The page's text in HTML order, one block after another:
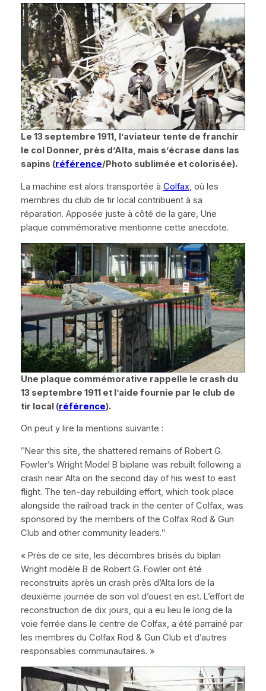
Le 13 septembre 1911, l’aviateur tente de franchir
le col Donner, près d’Alta, mais s’écrase dans las
sapins (référence/Photo sublimée et colorisée).
La machine est alors transportée à Colfax, où les
membres du club de tir local contribuent à sa
réparation. Apposée juste à côté de la gare, Une
plaque commémorative mentionne cette anecdote.
Une plaque commémorative rappelle le crash du
13 septembre 1911 et l’aide fournie par le club de
tir local (référence).
On peut y lire la mentions suivante :
ʺNear this site, the shattered remains of Robert G.
Fowler’s Wright Model B biplane was rebuilt following a
crash near Alta on the second day of his west to east
flight. The ten-day rebuilding effort, which took place
alongside the railroad track in the center of Colfax, was
sponsored by the members of the Colfax Rod & Gun
Club and other community leaders.ʺ
«Près de ce site, les décombres brisés du biplan
Wright modèle B de Robert G. Fowler ont été
reconstruits après un crash près d’Alta lors de la
deuxième journée de son vol d’ouest en est. L’effort de
reconstruction de dix jours, qui a eu lieu le long de la
voie ferrée dans le centre de Colfax, a été parrainé par
les membres du Colfax Rod & Gun Club et d’autres
responsables communautaires. »